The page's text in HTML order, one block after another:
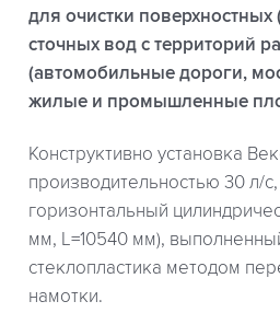
для очистки
сточных вод с территорий
(автомобильные дороги,
жилые и промышленные
Конструктивно установка
производительностью 30 л/
горизонтальный
мм, L=10540 мм),
стеклопластика методом
намотки.